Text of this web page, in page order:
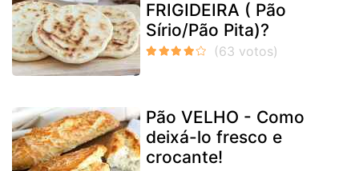
FRIGIDEIRA ( Pão
Sírio/Pão Pita)?
Pão VELHO - Como
deixá-lo fresco e
crocante!